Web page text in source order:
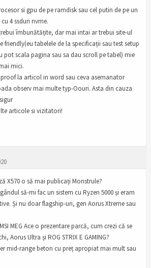
si gpu de pe ramdisk sau cel putin de pe un
4 ssduri nvme.
îmbunătățite, dar mai intai ar trebui site-ul
tabelele de la specificații sau test setup
pot scala pagina sau sa dau scroll pe tabel) mie
mici.
la articol in word sau ceva asemanator
observ mai multe typ-Oouri. Asta din cauza
articole si vizitatori!
X570 o să mai publicați Monstrule?
să-mi fac un sistem cu Ryzen 5000 și eram
Și nu doar flagship-uri, gen Aorus Xtreme sau
MEG Ace o prezentare parcă, cum crezi că se
Aorus Ultra și ROG STRIX E GAMING?
mid-range beton cu preț apropiat mai mult sau